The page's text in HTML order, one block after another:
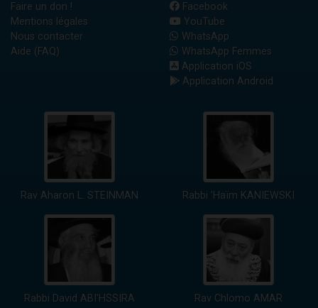
Faire un don !
Mentions légales
Nous contacter
Aide (FAQ)
Facebook
YouTube
WhatsApp
WhatsApp Femmes
Application iOS
Application Android
Rav Aharon L. STEINMAN Rabbi 'Haïm KANIEWSKI
Rabbi David ABI'HSSIRA Rav Chlomo AMAR